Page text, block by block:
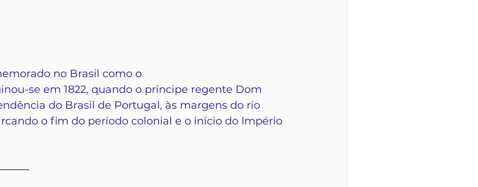
no Brasil como o
se em 1822, quando o príncipe regente Dom
do Brasil de Portugal, às margens do rio
o fim do período colonial e o início do Império